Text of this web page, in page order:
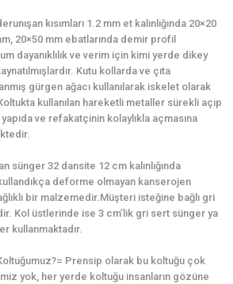
kısımları 1.2 mm et kalınlığında 20×20
20×50 mm ebatlarında demir profil
dayanıklılık ve verim için kimi yerde dikey
Kutu kollarda ve çıta
gürgen ağacı kullanılarak iskelet olarak
kullanılan hareketli metaller sürekli açıp
ve refakatçinin kolaylıkla açmasına
sünger 32 dansite 12 cm kalınlığında
deforme olmayan kanserojen
bir malzemedir.Müşteri isteğine bağlı gri
Kol üstlerinde ise 3 cm’lik gri sert sünger ya
kullanmaktadır.
Prensip olarak bu koltuğu çok
yok, her yerde koltuğu insanların gözüne